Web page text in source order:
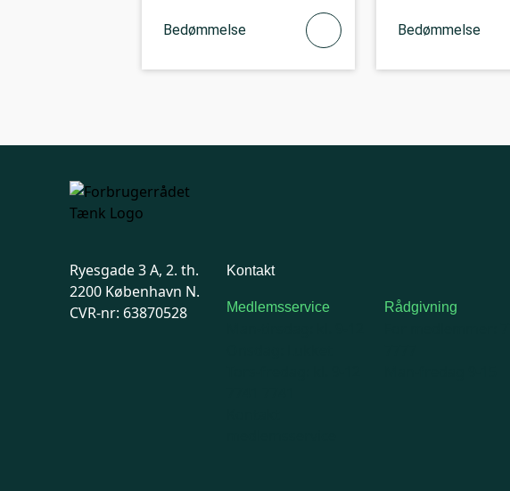
Bedømmelse Bedømmelse
Ryesgade 3 A, 2. th.
2200 København N.
CVR-nr: 63870528
Kontakt
Medlemsservice Rådgivning